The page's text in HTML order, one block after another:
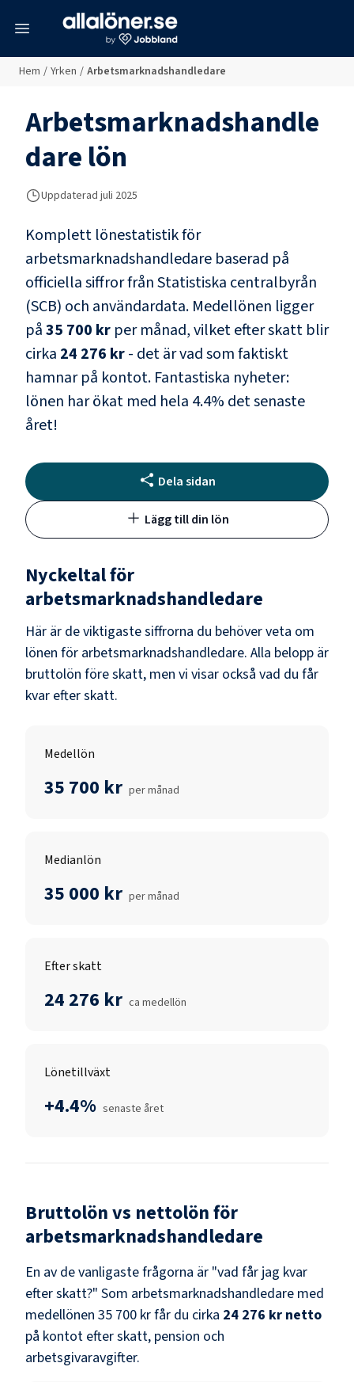
Hem / Yrken / Arbetsmarknadshandledare
Arbetsmarknadshandle
darelön
Uppdaterad juli 2025
Komplett lönestatistik för
arbetsmarknadshandledare baserad på
officiella siffror från Statistiska centralbyrån
(SCB) och användardata. Medellönen ligger
på35 700 kr per månad, vilket efter skatt blir
cirka 24 276 kr- det är vad som faktiskt
hamnar på kontot. Fantastiska nyheter:
lönen har ökat med hela 4.4% det senaste
året!
Dela sidan
Lägg till din lön
Nyckeltal för
arbetsmarknadshandledare
Här är de viktigaste siffrorna du behöver veta om
lönen för arbetsmarknadshandledare. Alla belopp är
bruttolön före skatt, men vi visar också vad du får
kvar efter skatt.
Medellön
35 700 kr per månad
Medianlön
35 000 kr per månad
Efter skatt
24 276 kr ca medellön
Lönetillväxt
+4.4% senaste året
Bruttolön vs nettolön för
arbetsmarknadshandledare
En av de vanligaste frågorna är "vad får jag kvar
efter skatt?" Som arbetsmarknadshandledare med
medellönen 35 700 krfår du cirka 24 276 kr netto
på kontot efter skatt, pension och
arbetsgivaravgifter.